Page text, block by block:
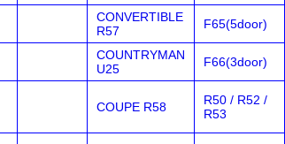
CONVERTIBLE
R57
F65(5door)
COUNTRYMAN
U25
F66(3door)
COUPE R58
R50 / R52 /
R53